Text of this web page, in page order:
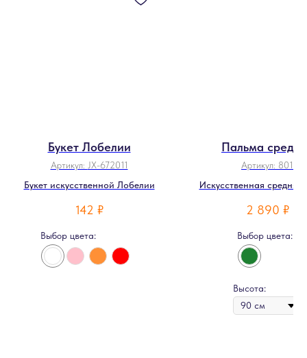
Букет Лобелии
Артикул: JX-672011
Букет искусственной Лобелии
142 ₽
Выбор цвета:
Пальма
Артикул: 801
Искусственная средняя
2 890 ₽
Выбор цвета:
Высота: